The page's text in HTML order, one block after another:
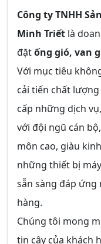
Công ty TNHH
Minh Triết là
đặtống gió, van
Với mục tiêu
cải tiến chất
cấp những dịch
với đội ngũ cán
môn cao, giàu
những thiết bị
sẵn sàng đáp ứng
hàng.
Chúng tôi mong
tin cậy của khách